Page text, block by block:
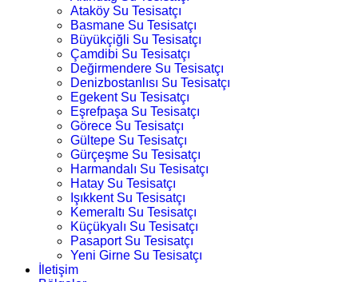
Ataköy Su Tesisatçı
Basmane Su Tesisatçı
Büyükçiğli Su Tesisatçı
Çamdibi Su Tesisatçı
Değirmendere Su Tesisatçı
Denizbostanlısı Su Tesisatçı
Egekent Su Tesisatçı
Eşrefpaşa Su Tesisatçı
Görece Su Tesisatçı
Gültepe Su Tesisatçı
Gürçeşme Su Tesisatçı
Harmandalı Su Tesisatçı
Hatay Su Tesisatçı
Işıkkent Su Tesisatçı
Kemeraltı Su Tesisatçı
Küçükyalı Su Tesisatçı
Pasaport Su Tesisatçı
Yeni Girne Su Tesisatçı
İletişim